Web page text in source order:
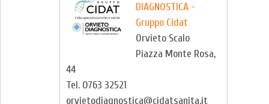
DIAGNOSTICA -
Gruppo Cidat
Orvieto Scalo
Piazza Monte Rosa,
44
Tel. 0763 32521
orvietodiagnostica@cidatsanita.it